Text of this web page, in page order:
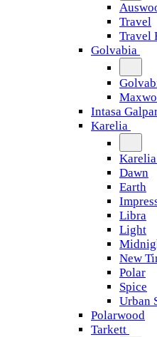
Travel
Travel
Golvabia
Intasa
Karelia
Karelia
Dawn
Earth
Libra
Light
New
Polar
Spice
Urban
Polarwood
Tarkett